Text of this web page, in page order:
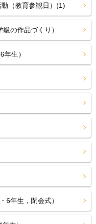
（教育参観日）(1)
の作品づくり）
生）
6年生，閉会式）